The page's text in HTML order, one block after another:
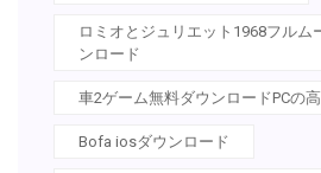
ロミオとジュリエット1968フルム
ンロード
車2ゲーム無料ダウンロードPCの
Bofa iosダウンロード